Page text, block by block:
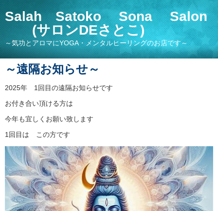
Salah Satoko Sona Salon
(サロンDEさとこ)
～気功とアロマにYOGA・メンタルヒーリングのお店です～
～遠隔お知らせ～
2025年 1回目の遠隔お知らせです
お付き合い頂ける方は
今年も宜しくお願い致します
1回目は この方です